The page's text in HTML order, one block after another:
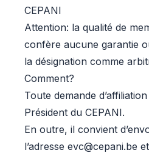
CEPANI
Attention: la qualité de
confère aucune garantie
la désignation comme
Comment?
Toute demande
Président du CEPANI.
En outre, il convient
l’adresse evc@cepani.be